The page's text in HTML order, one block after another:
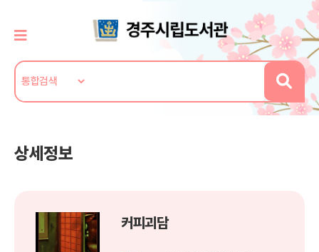
상세정보
커피괴담